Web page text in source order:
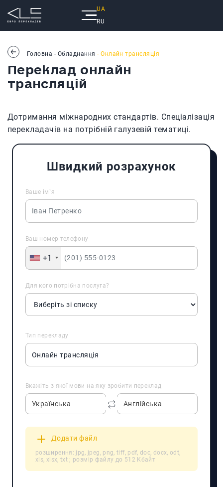
UA
RU
Головна - Обладнання - Онлайн трансляція
Переклад онлайн
трансляцій
Дотримання міжнародних стандартів. Спеціалізація
перекладачів на потрібній галузевій тематиці.
Швидкий розрахунок
Ваше ім`я
Ваш номер телефону
+1
Для кого потрібна послуга?
Тип перекладу
Вкажіть з якої мови на яку зробити переклад
Українська Англійська
Додати файл
розширення: jpg, jpeg, png, tiff, pdf, doc, docx, odt,
xls, xlsx, txt ; розмір файлу до 512 Кбайт